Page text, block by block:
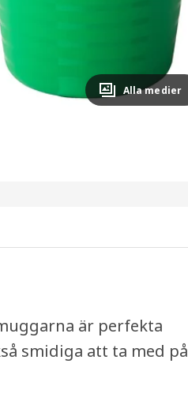
Alla medier
är perfekta
smidiga att ta med på